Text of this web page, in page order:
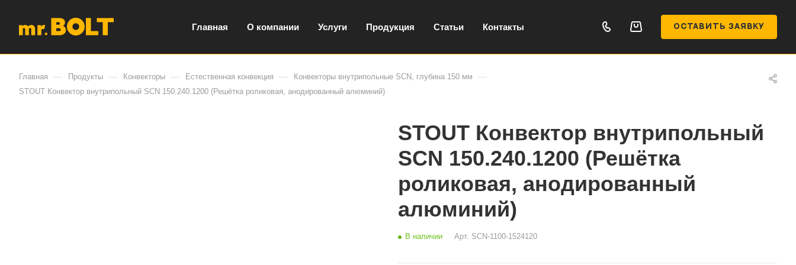
Главная О компании Услуги Продукция Статьи Контакты ОСТАВИТЬ ЗАЯВКУ
Главная — Продукты — Конвекторы — Естественная конвекция — Конвекторы внутрипольные SCN, глубина 150 мм —
STOUT Конвектор внутрипольный SCN 150.240.1200 (Решётка роликовая, анодированный алюминий)
STOUT Конвектор внутрипольный
SCN 150.240.1200 (Решётка
роликовая, анодированный
алюминий)
В наличии Арт. SCN-1100-1524120